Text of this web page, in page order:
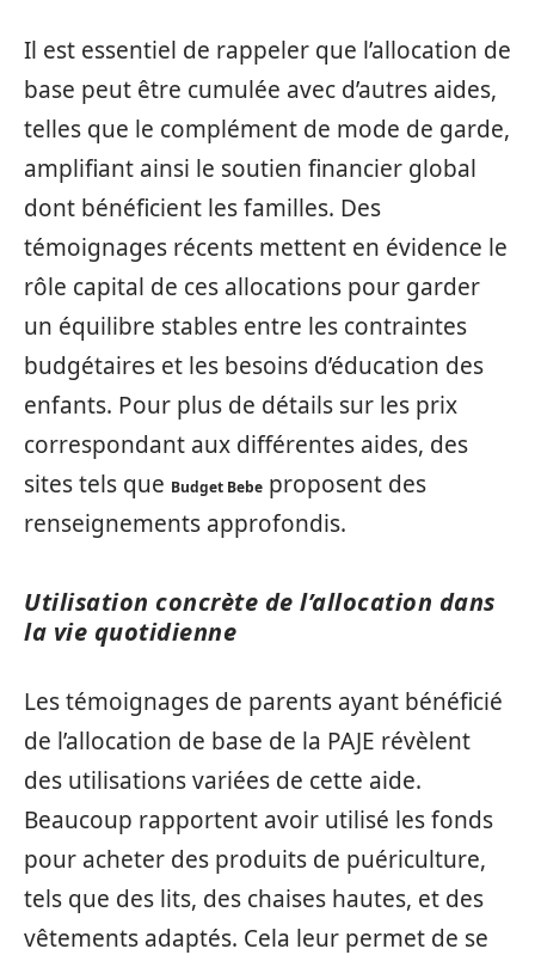
Il est essentiel de rappeler que l’allocation de
base peut être cumulée avec d’autres aides,
telles que le complément de mode de garde,
amplifiant ainsi le soutien financier global
dont bénéficient les familles. Des
témoignages récents mettent en évidence le
rôle capital de ces allocations pour garder
un équilibre stables entre les contraintes
budgétaires et les besoins d’éducation des
enfants. Pour plus de détails sur les prix
correspondant aux différentes aides, des
sites tels que Budget Bebe proposent des
renseignements approfondis.
Utilisation concrète de l’allocation dans
la vie quotidienne
Les témoignages de parents ayant bénéficié
de l’allocation de base de la PAJE révèlent
des utilisations variées de cette aide.
Beaucoup rapportent avoir utilisé les fonds
pour acheter des produits de puériculture,
tels que des lits, des chaises hautes, et des
vêtements adaptés. Cela leur permet de se